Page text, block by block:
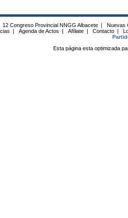
12 Congreso Provincial NNGG Albacete |
Nuevas
| Agenda de Actos | Afíliate | Contacto |
Esta página esta optimizada